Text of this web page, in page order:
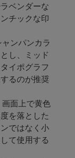
ベンダーな
チックな印
ンパンカラ
し、ミッド
イポグラフ
るのが推奨
面上で黄色
を落とした
ではなく小
て使用する